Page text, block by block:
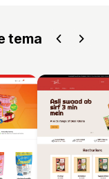
tema